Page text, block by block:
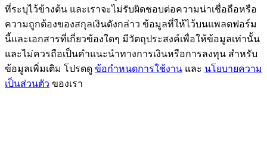
กิจกรรมเพิ่มเติม
ที่ระบุไว้ข้างต้น และเราจะไม่รับผิดชอบต่อความน่าเชื่อถือหรือ
ความถูกต้องของสกุลเงินดังกล่าว ข้อมูลที่ให้ไว้บนแพลตฟอร์ม
นี้และเอกสารที่เกี่ยวข้องใดๆ มีวัตถุประสงค์เพื่อให้ข้อมูลเท่านั้น
และไม่ควรถือเป็นคำแนะนำทางการเงินหรือการลงทุน สำหรับ
ข้อมูลเพิ่มเติม โปรดดู ข้อกำหนดการใช้งาน และ นโยบายความ
เป็นส่วนตัว ของเรา